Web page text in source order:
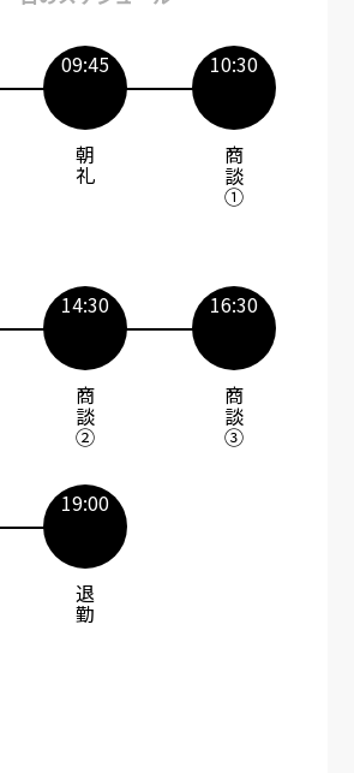
09:45
朝礼
10:30
商談①​
14:30
商談②​
16:30
商談③​​
19:00
退勤​​